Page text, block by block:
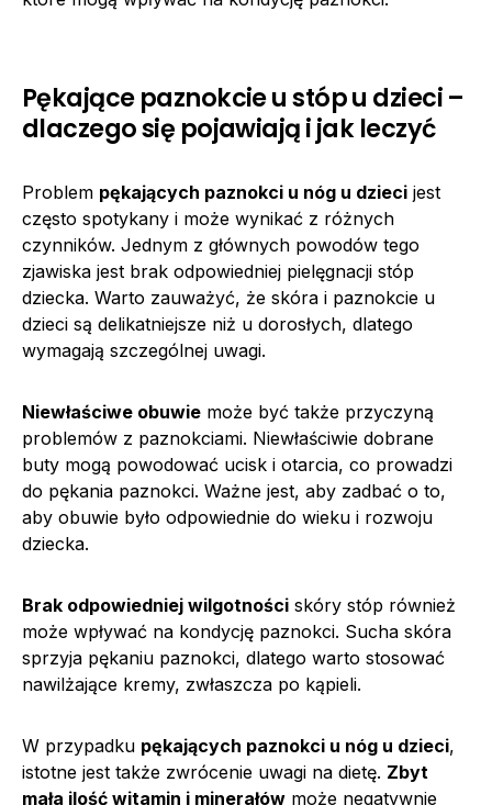
Pękające paznokcie u stóp u dzieci –
dlaczego się pojawiają i jak leczyć
Problem pękających paznokci u nóg u dzieci jest
często spotykany i może wynikać z różnych
czynników. Jednym z głównych powodów tego
zjawiska jest brak odpowiedniej pielęgnacji stóp
dziecka. Warto zauważyć, że skóra i paznokcie u
dzieci są delikatniejsze niż u dorosłych, dlatego
wymagają szczególnej uwagi.
Niewłaściwe obuwie może być także przyczyną
problemów z paznokciami. Niewłaściwie dobrane
buty mogą powodować ucisk i otarcia, co prowadzi
do pękania paznokci. Ważne jest, aby zadbać o to,
aby obuwie było odpowiednie do wieku i rozwoju
dziecka.
Brak odpowiedniej wilgotności skóry stóp również
może wpływać na kondycję paznokci. Sucha skóra
sprzyja pękaniu paznokci, dlatego warto stosować
nawilżające kremy, zwłaszcza po kąpieli.
W przypadku pękających paznokci u nóg u dzieci,
istotne jest także zwrócenie uwagi na dietę. Zbyt
mała ilość witamin i minerałów może negatywnie